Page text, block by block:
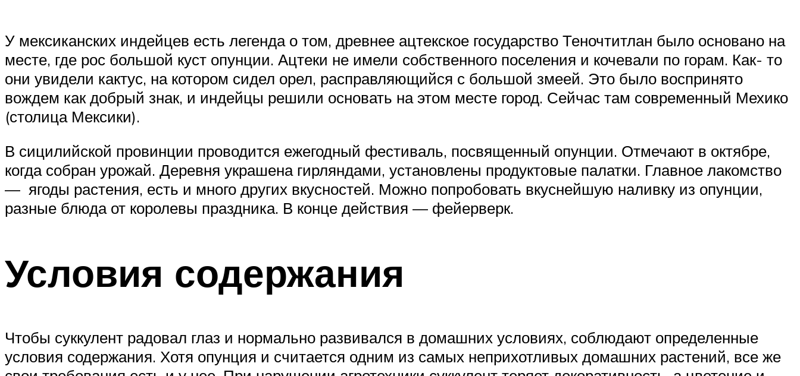
У мексиканских индейцев есть легенда о том, древнее ацтекское государство Теночтитлан было основано на
месте, где рос большой куст опунции. Ацтеки не имели собственного поселения и кочевали по горам. Как- то
они увидели кактус, на котором сидел орел, расправляющийся с большой змеей. Это было воспринято
вождем как добрый знак, и индейцы решили основать на этом месте город. Сейчас там современный Мехико
(столица Мексики).
В сицилийской провинции проводится ежегодный фестиваль, посвященный опунции. Отмечают в октябре,
когда собран урожай. Деревня украшена гирляндами, установлены продуктовые палатки. Главное лакомство
— ягоды растения, есть и много других вкусностей. Можно попробовать вкуснейшую наливку из опунции,
разные блюда от королевы праздника. В конце действия — фейерверк.
Условия содержания
Чтобы суккулент радовал глаз и нормально развивался в домашних условиях, соблюдают определенные
условия содержания. Хотя опунция и считается одним из самых неприхотливых домашних растений, все же